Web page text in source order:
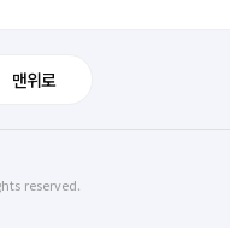
맨위로
reserved.